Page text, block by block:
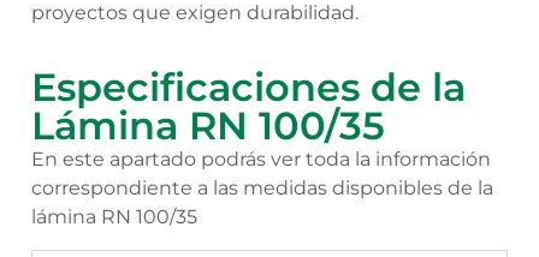
proyectos que exigen durabilidad.
Especificaciones de la
Lámina RN 100/35
En este apartado podrás ver toda la información
correspondiente a las medidas disponibles de la
lámina RN 100/35